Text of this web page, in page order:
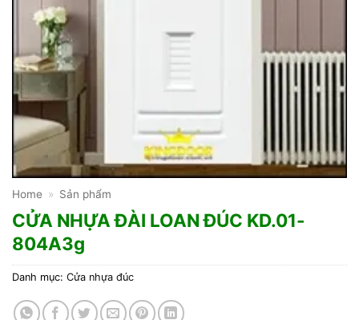
Home » Sản phẩm
CỬA NHỰA ĐÀI LOAN ĐÚC KD.01-
804A3g
Danh mục: Cửa nhựa đúc